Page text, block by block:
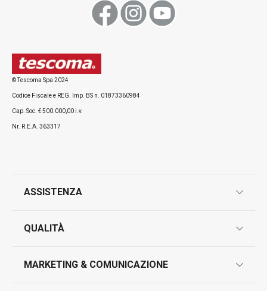
Wok PRESIDENT ø 30 cm, con
Visualizza
© Tescoma Spa 2024
Codice Fiscale e REG. Imp. BS n. 01873360984
Cap. Soc. € 500.000,00 i.v.
Nr. R.E.A. 363317
ASSISTENZA
contatti
QUALITÀ
MARKETING & COMUNICAZIONE